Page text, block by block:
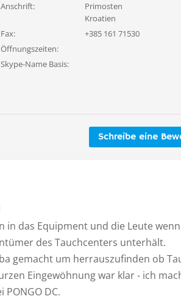
Anschrift:
Primosten
Kroatien
Fax:
+385 161 71530
Öffnungszeiten:
Skype-Name Basis:
Schreibe eine
in das Equipment und die Leute
des Tauchcenters unterhält.
gemacht um herrauszufinden ob
Eingewöhnung war klar - ich
PONGO DC.